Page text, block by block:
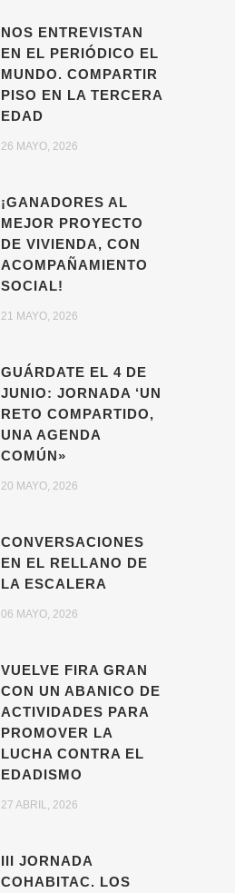
NOS ENTREVISTAN
EN EL PERIÓDICO EL
MUNDO. COMPARTIR
PISO EN LA TERCERA
EDAD
26 MAYO, 2026
¡GANADORES AL
MEJOR PROYECTO
DE VIVIENDA, CON
ACOMPAÑAMIENTO
SOCIAL!
21 MAYO, 2026
GUÁRDATE EL 4 DE
JUNIO: JORNADA ‘UN
RETO COMPARTIDO,
UNA AGENDA
COMÚN»
20 MAYO, 2026
CONVERSACIONES
EN EL RELLANO DE
LA ESCALERA
06 MAYO, 2026
VUELVE FIRA GRAN
CON UN ABANICO DE
ACTIVIDADES PARA
PROMOVER LA
LUCHA CONTRA EL
EDADISMO
27 ABRIL, 2026
III JORNADA
COHABITAC. LOS